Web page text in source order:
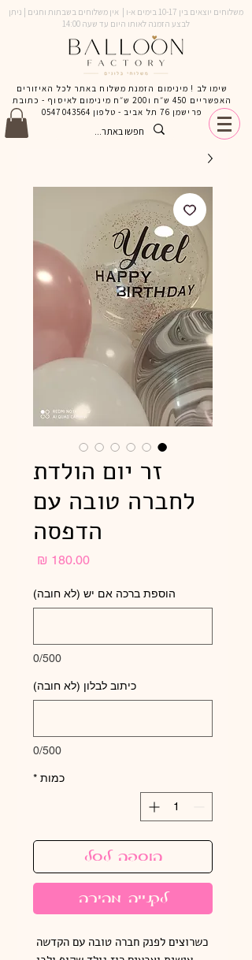
משלוחים יוצאים בין 10-17 בימים א-ו | אין משלוחים בשבתות וחגים | ניתן
לבצע הזמנה לאותו היום עד שעה 14:00
שימו לב ! מינימום הזמנת משלוח באתר לכל האיזורים
האפשריים 450 ש״ח ו200 ש״ח מינימום לאיסוף - כתובת
פרישמן 76 תל אביב - טלפון
0547043564
זר יום הולדת
לחברה טובה עם
הדפסה
הוספת ברכה אם יש (לא חובה)
0/500
כיתוב לבלון (לא חובה)
0/500
כמות *
הוספה לסל
לקנייה מהירה